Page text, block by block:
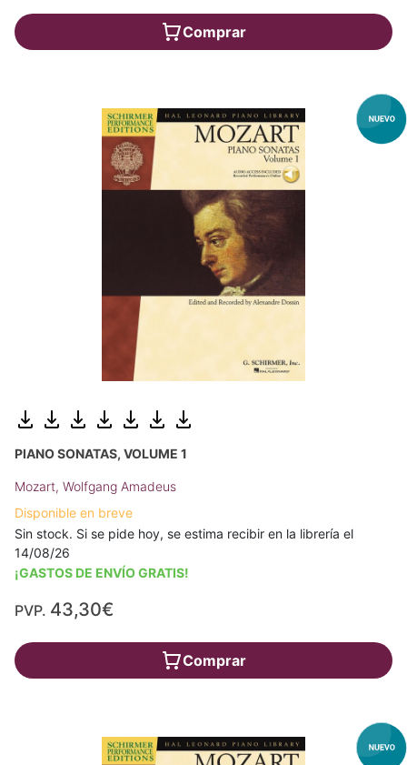
Comprar
PIANO SONATAS, VOLUME 1
Mozart, Wolfgang Amadeus
Disponible en breve
Sin stock. Si se pide hoy, se estima recibir en la librería el
14/08/26
¡GASTOS DE ENVÍO GRATIS!
PVP. 43,30€
Comprar